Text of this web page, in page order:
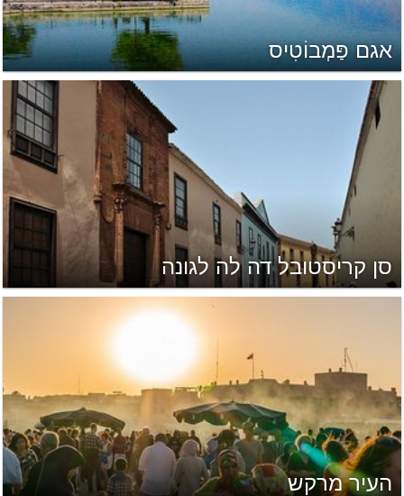
אגם פַּמְבוֹטִיס
סן קריסטובל דה לה לגונה
העיר מרקש